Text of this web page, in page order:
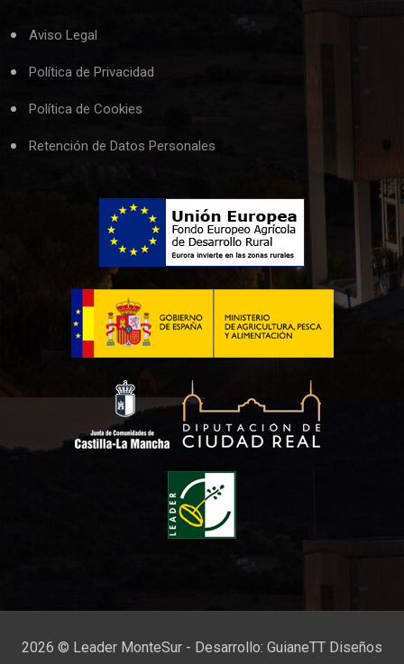
Aviso Legal
Política de Privacidad
Política de Cookies
Retención de Datos Personales
2026 © Leader MonteSur - Desarrollo: GuianeTT Diseños